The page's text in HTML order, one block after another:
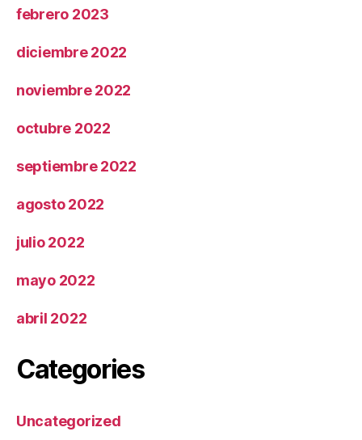
febrero 2023
diciembre 2022
noviembre 2022
octubre 2022
septiembre 2022
agosto 2022
julio 2022
mayo 2022
abril 2022
Categories
Uncategorized